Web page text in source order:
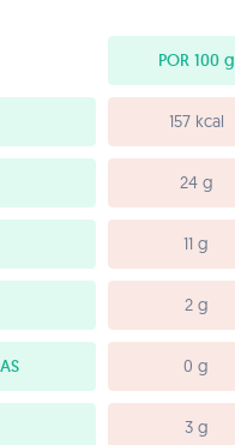
POR 100 g
157 kcal
24 g
11 g
2 g
0 g
3 g